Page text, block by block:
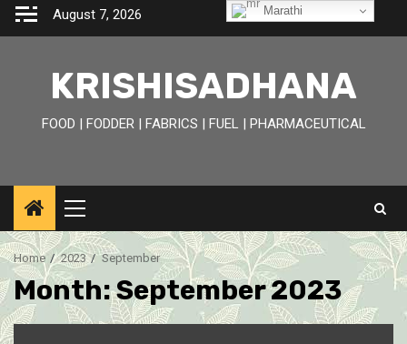
Skip
August 7, 2026
KRISHISADHANA
FOOD | FODDER | FABRICS | FUEL | PHARMACEUTICAL
Primary
Menu
Home 2023 September
Month:September 2023
Marathi